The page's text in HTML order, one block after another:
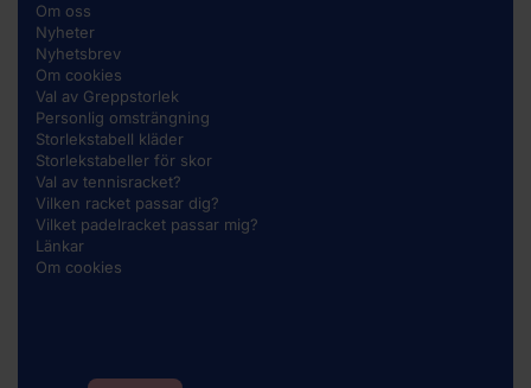
Om oss
Nyheter
Nyhetsbrev
Om cookies
Val av Greppstorlek
Personlig omsträngning
Storlekstabell kläder
Storlekstabeller för skor
Val av tennisracket?
Vilken racket passar dig?
Vilket padelracket passar mig?
Länkar
Om cookies